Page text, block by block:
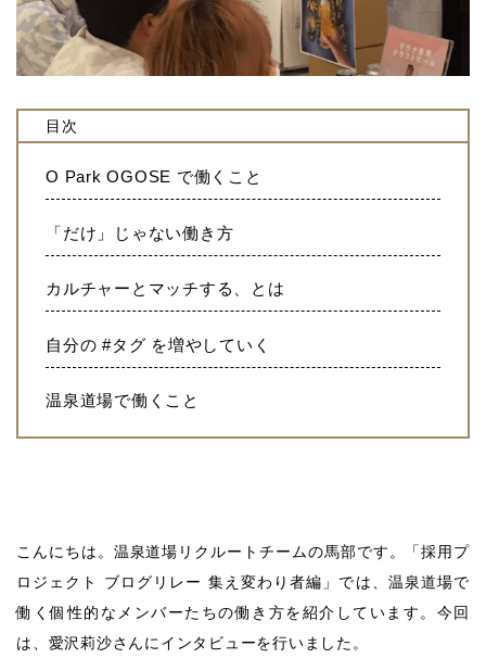
目次
O Park OGOSE で働くこと
「だけ」じゃない働き方
カルチャーとマッチする、とは
自分の #タグ を増やしていく
温泉道場で働くこと
こんにちは。温泉道場リクルートチームの馬部です。「採用プ
ロジェクト ブログリレー 集え変わり者編」では、温泉道場で
働く個性的なメンバーたちの働き方を紹介しています。今回
は、愛沢莉沙さんにインタビューを行いました。